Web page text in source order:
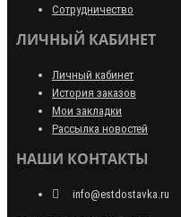
Сотрудничество
ЛИЧНЫЙ КАБИНЕТ
Личный кабинет
История заказов
Мои закладки
Рассылка новостей
НАШИ КОНТАКТЫ
info@estdostavka.ru